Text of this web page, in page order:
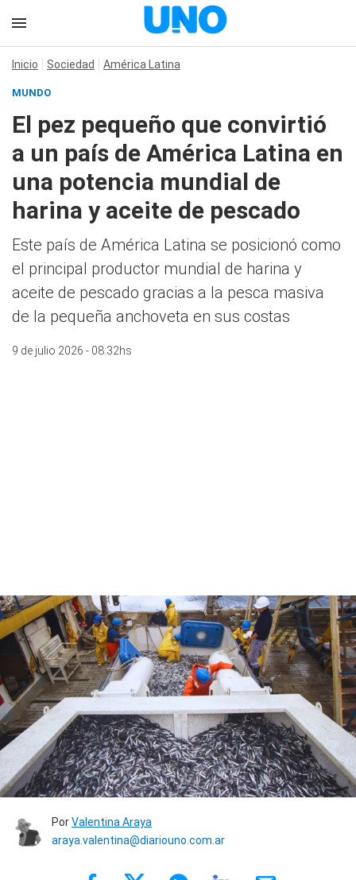
Inicio Sociedad América Latina
MUNDO
El pez pequeño que convirtió
a un país de América Latina en
una potencia mundial de
harina y aceite de pescado
Este país de América Latina se posicionó como
el principal productor mundial de harina y
aceite de pescado gracias a la pesca masiva
de la pequeña anchoveta en sus costas
9 de julio 2026 - 08:32hs
PorValentina Araya
araya.valentina@diariouno.com.ar